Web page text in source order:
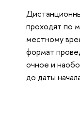
проходят по
местному
формат
очное и
до даты